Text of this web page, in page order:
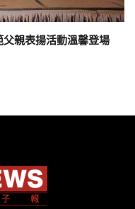
親表揚活動溫馨登場